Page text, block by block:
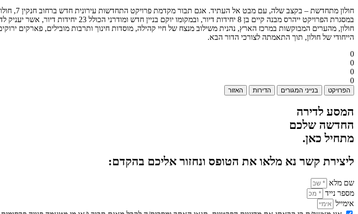
חולון מתחדשת – בקצב שלה, עם מבט אל העתיד. אגם תבור מקדמת פרויקט התחדשות עירונית חדש ברחוב חנקין 7, חולון, הנמצא כיום בשלב שלפני קבלת היתר.
במסגרת הפרויקט ייהרס מבנה קיים בן 8 יחידות דיור, ובמקומו יוקם בניין חדש ומודרני הכולל 23 יחידות דיור, אשר יעניק לדייריו סביבת מגורים איכותית, בטוחה ומתקדמת יותר.
חולון, מהערים המבוקשות במרכז הארץ, נהנית משילוב מנצח של חיי קהילה, מוסדות חינוך ותרבות מובילים, פארקים
הייחודי של חולון, תוך התאמתה לצורכי הדור הבא.
0
0
0
0
הפרויקט בנייני המגורים הדירות האזור
המסע לדירה
החדשה שלכם
מתחיל כאן.
ליצירת קשר נא מלאו את הטופס ונחזור אליכם בהקדם:
שם מלא
מספר נייד
אימייל